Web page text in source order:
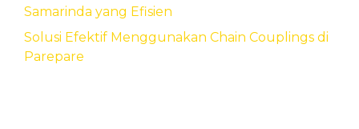
Samarinda yang Efisien
Solusi Efektif Menggunakan Chain Couplings di
Parepare